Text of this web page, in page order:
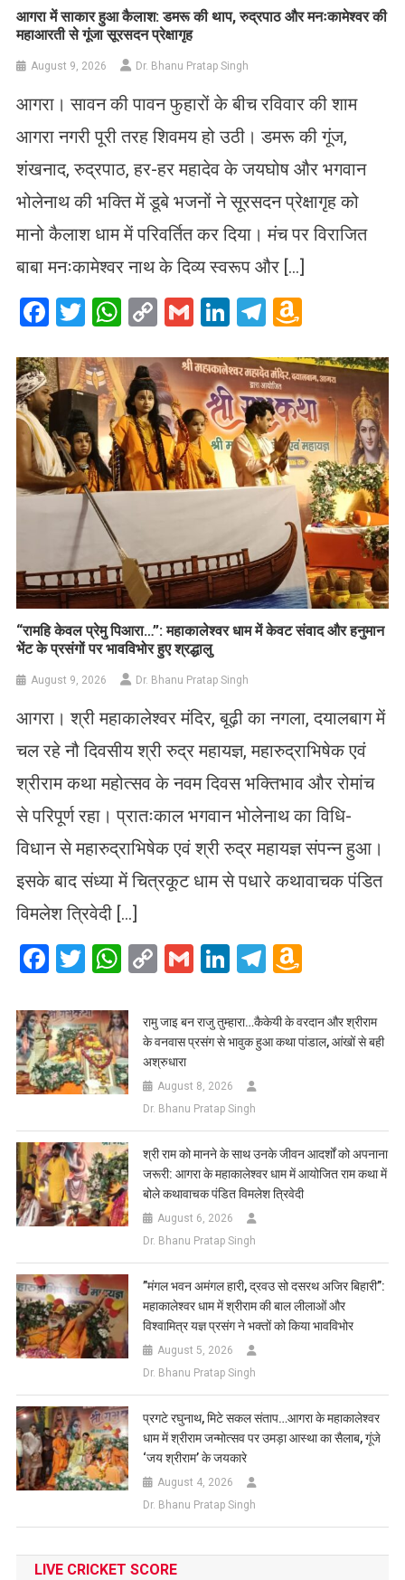
आगरा में साकार हुआ कैलाश: डमरू की थाप, रुद्रपाठ और मनःकामेश्वर की
महाआरती से गूंजा सूरसदन प्रेक्षागृह
August 9, 2026 Dr. Bhanu Pratap Singh
आगरा। सावन की पावन फुहारों के बीच रविवार की शाम
आगरा नगरी पूरी तरह शिवमय हो उठी। डमरू की गूंज,
शंखनाद, रुद्रपाठ, हर-हर महादेव के जयघोष और भगवान
भोलेनाथ की भक्ति में डूबे भजनों ने सूरसदन प्रेक्षागृह को
मानो कैलाश धाम में परिवर्तित कर दिया। मंच पर विराजित
बाबा मनःकामेश्वर नाथ के दिव्य स्वरूप और […]
Facebook
Twitter
WhatsApp
CopyGmailLinkedIn
Telegram
List
​“रामहि केवल प्रेमु पिआरा…”: महाकालेश्वर धाम में केवट संवाद और हनुमान
भेंट के प्रसंगों पर भावविभोर हुए श्रद्धालु
August 9, 2026 Dr. Bhanu Pratap Singh
आगरा। श्री महाकालेश्वर मंदिर, बूढ़ी का नगला, दयालबाग में
चल रहे नौ दिवसीय श्री रुद्र महायज्ञ, महारुद्राभिषेक एवं
श्रीराम कथा महोत्सव के नवम दिवस भक्तिभाव और रोमांच
से परिपूर्ण रहा। प्रातःकाल भगवान भोलेनाथ का विधि-
विधान से महारुद्राभिषेक एवं श्री रुद्र महायज्ञ संपन्न हुआ।
इसके बाद संध्या में चित्रकूट धाम से पधारे कथावाचक पंडित
विमलेश त्रिवेदी […]
Facebook
Twitter
WhatsApp
CopyGmailLinkedIn
Telegram
List
रामु जाइ बन राजु तुम्हारा…कैकेयी के वरदान और श्रीराम
के वनवास प्रसंग से भावुक हुआ कथा पांडाल, आंखों से बही
अश्रुधारा
August 8, 2026
Dr. Bhanu Pratap Singh
​श्री राम को मानने के साथ उनके जीवन आदर्शों को अपनाना
जरूरी: आगरा के महाकालेश्वर धाम में आयोजित राम कथा में
बोले कथावाचक पंडित विमलेश त्रिवेदी
August 6, 2026
Dr. Bhanu Pratap Singh
​”मंगल भवन अमंगल हारी, द्रवउ सो दसरथ अजिर बिहारी”:
महाकालेश्वर धाम में श्रीराम की बाल लीलाओं और
विश्वामित्र यज्ञ प्रसंग ने भक्तों को किया भावविभोर
August 5, 2026
Dr. Bhanu Pratap Singh
प्रगटे रघुनाथ, मिटे सकल संताप…आगरा के महाकालेश्वर
धाम में श्रीराम जन्मोत्सव पर उमड़ा आस्था का सैलाब, गूंजे
‘जय श्रीराम’ के जयकारे
August 4, 2026
Dr. Bhanu Pratap Singh
LIVE CRICKET SCORE